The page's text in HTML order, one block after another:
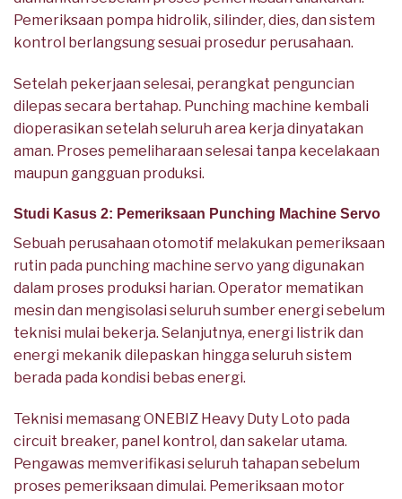
Pemeriksaan pompa hidrolik, silinder, dies, dan sistem
kontrol berlangsung sesuai prosedur perusahaan.
Setelah pekerjaan selesai, perangkat penguncian
dilepas secara bertahap. Punching machine kembali
dioperasikan setelah seluruh area kerja dinyatakan
aman. Proses pemeliharaan selesai tanpa kecelakaan
maupun gangguan produksi.
Studi Kasus 2: Pemeriksaan Punching Machine Servo
Sebuah perusahaan otomotif melakukan pemeriksaan
rutin pada punching machine servo yang digunakan
dalam proses produksi harian. Operator mematikan
mesin dan mengisolasi seluruh sumber energi sebelum
teknisi mulai bekerja. Selanjutnya, energi listrik dan
energi mekanik dilepaskan hingga seluruh sistem
berada pada kondisi bebas energi.
Teknisi memasang ONEBIZ Heavy Duty Loto pada
circuit breaker, panel kontrol, dan sakelar utama.
Pengawas memverifikasi seluruh tahapan sebelum
proses pemeriksaan dimulai. Pemeriksaan motor